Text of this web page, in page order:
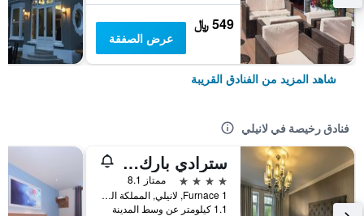
549 ﷼
عرض الصفقة
شاهد المزيد من الفنادق القريبة
فنادق رخيصة في لانيلي
سترادي بارك هوتل
4 نجوم
ممتاز 8.1
Furnace 1, لانيلي, المملكة المتحدة
1.1 كيلومتر عن وسط المدينة